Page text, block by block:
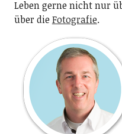
Leben gerne nicht nur
über dieFotografie.